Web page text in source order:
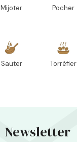
Mijoter Pocher
Sauter Torréfier
Newsletter